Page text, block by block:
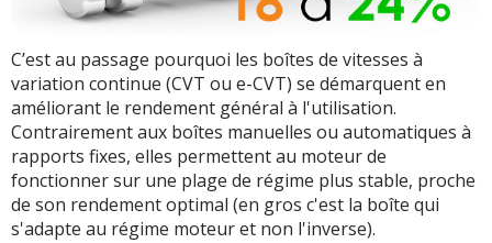
C’est au passage pourquoi les boîtes de vitesses à
variation continue (CVT ou e-CVT) se démarquent en
améliorant le rendement général à l'utilisation.
Contrairement aux boîtes manuelles ou automatiques à
rapports fixes, elles permettent au moteur de
fonctionner sur une plage de régime plus stable, proche
de son rendement optimal (en gros c'est la boîte qui
s'adapte au régime moteur et non l'inverse).